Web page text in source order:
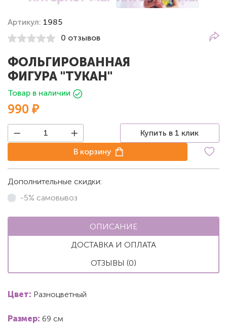
Артикул: 1985
0 отзывов
ФОЛЬГИРОВАННАЯ
ФИГУРА "ТУКАН"
Товар в наличии
990 ₽
Купить в 1 клик
В корзину
Дополнительные скидки:
-5% самовывоз
ОПИСАНИЕ
ДОСТАВКА И ОПЛАТА
ОТЗЫВЫ (0)
Цвет: Разноцветный
Размер: 69 см